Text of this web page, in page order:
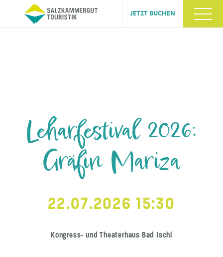
JETZT BUCHEN
Leharfestival 2026:
Gräfin Mariza
22.07.2026 15:30
Kongress- und Theaterhaus Bad Ischl